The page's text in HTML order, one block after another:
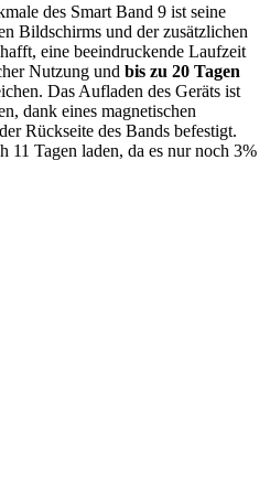
des Smart Band 9 ist seine
Bildschirms und der zusätzlichen
eine beeindruckende Laufzeit
Nutzung und bis zu 20 Tagen
Das Aufladen des Geräts ist
dank eines magnetischen
Rückseite des Bands befestigt.
11 Tagen laden, da es nur noch 3%